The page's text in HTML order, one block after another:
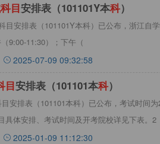
科目安排表（101101Y本科）
目安排表（101101Y本科）已公布，浙江自
9:00-11:30）；下午（
2025-07-09 09:32:58
目安排表（101101本科）
安排表（101101本科）已公布，考试时间为
具体安排、考试时间及开考院校详见下表。2
2025-01-09 11:12:30